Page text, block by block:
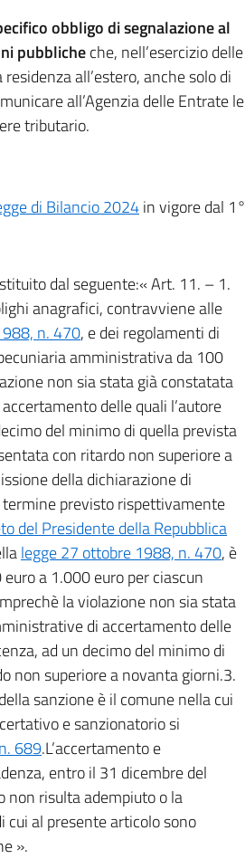
obbligo di segnalazione al
pubblicheche, nell’esercizio delle
all’estero, anche solo di
all’Agenzia delle Entrate le
tributario.
di Bilancio 2024in vigore dal 1°
dal seguente:« Art. 11. – 1.
anagrafici, contravviene alle
n. 470, e dei regolamenti di
amministrativa da 100
non sia stata già constatata
delle quali l’autore
del minimo di quella prevista
con ritardo non superiore a
della dichiarazione di
termine previsto rispettivamente
del Presidente della Repubblica
legge 27 ottobre 1988, n. 470, è
a 1.000 euro per ciascun
la violazione non sia stata
di accertamento delle
ad un decimo del minimo di
non superiore a novanta giorni.3.
sanzione è il comune nella cui
e sanzionatorio si
689.L’accertamento e
entro il 31 dicembre del
non risulta adempiuto o la
cui al presente articolo sono
».